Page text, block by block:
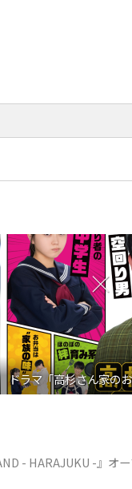
ドラマ「高杉さん家の
- HARAJUKU -』オ